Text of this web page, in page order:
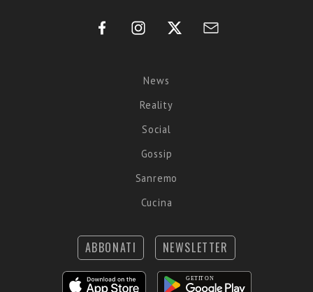
News
Reality
Social
Gossip
Sanremo
Cucina
ABBONATI NEWSLETTER